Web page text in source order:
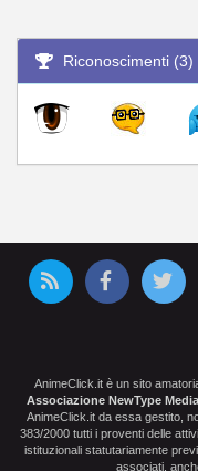
Riconoscimenti (3)
AnimeClick.it è un sito
Associazione NewType Media
AnimeClick.it da essa gestito,
383/2000 tutti i proventi delle
istituzionali statutariamente
associati,